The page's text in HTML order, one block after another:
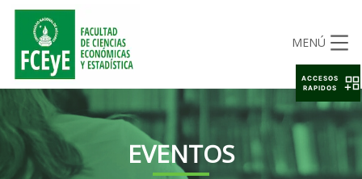
MENÚ
EVENTOS
ACCESOS
RAPIDOS